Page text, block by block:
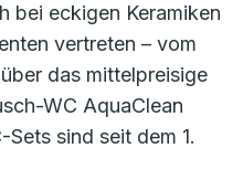
bei eckigen Keramiken
vertreten – vom
das mittelpreisige
WC AquaClean
sind seit dem 1.